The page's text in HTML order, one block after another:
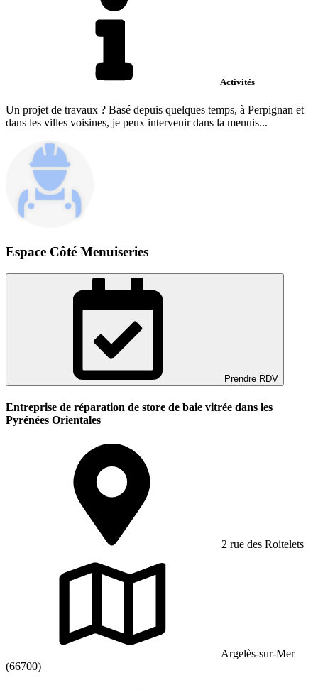
Activités
Un projet de travaux ? Basé depuis quelques temps, à Perpignan et
dans les villes voisines, je peux intervenir dans la menuis...
Espace Côté Menuiseries
Prendre RDV
Entreprise de réparation de store de baie vitrée dans les
Pyrénées Orientales
2 rue des Roitelets
Argelès-sur-Mer
(66700)